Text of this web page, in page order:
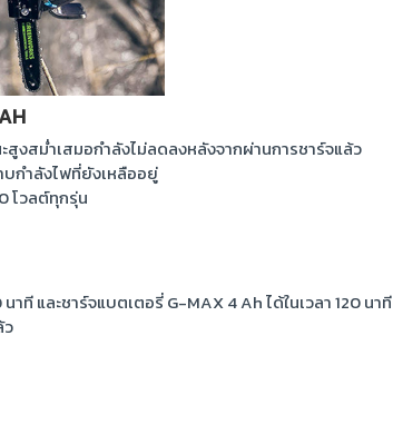
งสม่ำเสมอกำลังไม่ลดลงหลังจากผ่านการชาร์จแล้ว
กำลังไฟที่ยังเหลืออยู่
โวลต์ทุกรุ่น
ที และชาร์จแบตเตอรี่ G-MAX 4 Ah ได้ในเวลา 120 นาที